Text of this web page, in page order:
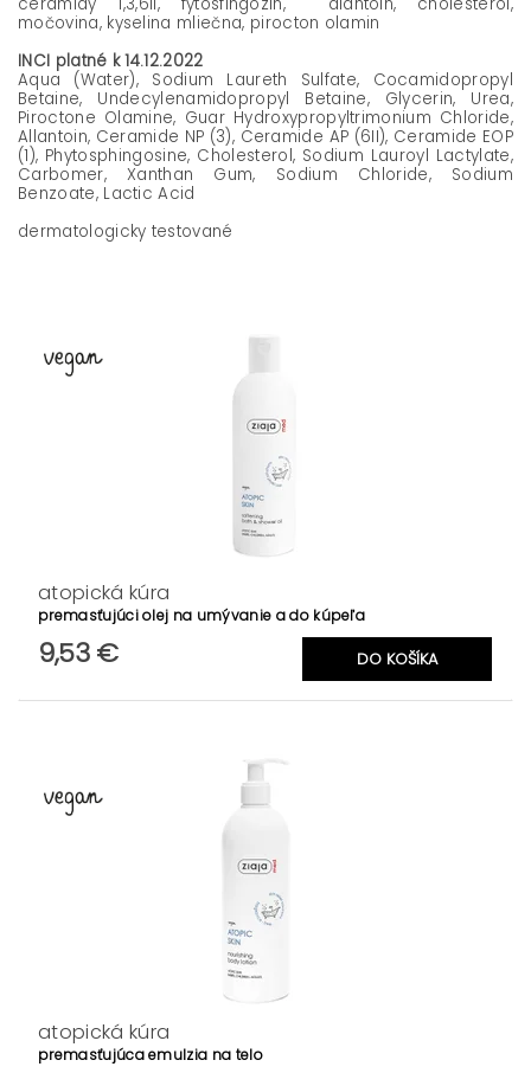
močovina, kyselina mliečna, pirocton olamin
INCI platné k 14.12.2022
Aqua (Water), Sodium Laureth Sulfate, Cocamidopropyl
Betaine, Undecylenamidopropyl Betaine, Glycerin, Urea,
Piroctone Olamine, Guar Hydroxypropyltrimonium Chloride,
Allantoin, Ceramide NP (3), Ceramide AP (6II), Ceramide EOP
(1), Phytosphingosine, Cholesterol, Sodium Lauroyl Lactylate,
Carbomer, Xanthan Gum, Sodium Chloride, Sodium
Benzoate, Lactic Acid
dermatologicky testované
atopická kúra
premasťujúci olej na umývanie a do kúpeľa
9,53 €
atopická kúra
premasťujúca emulzia na telo